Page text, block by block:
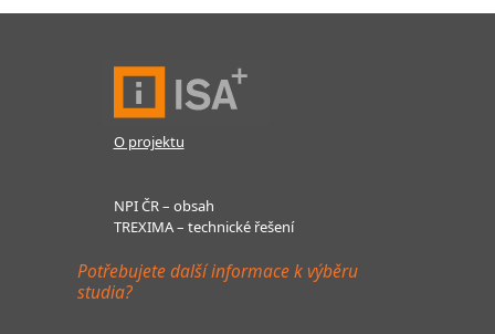
O projektu
NPI ČR – obsah
TREXIMA – technické řešení
Potřebujete další informace k výběru
studia?